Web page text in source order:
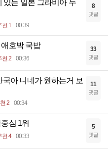
있는 일본 그라비아 누
천 1 00:39
8
댓글
호박 국밥
천 2 00:36
33
댓글
국아 니네가 원하는거 보
2 00:34
11
댓글
심 1위
천 4 00:33
5
댓글